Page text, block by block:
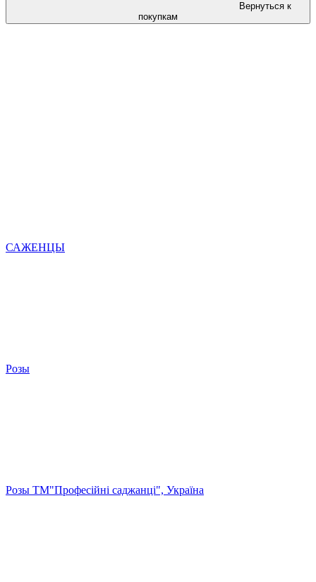
Вернуться к
покупкам
САЖЕНЦЫ
Розы
Розы ТМ"Професійні саджанці", Україна